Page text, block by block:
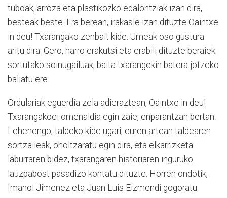
tuboak, arroza eta plastikozko edalontziak izan dira,
besteak beste. Era berean, irakasle izan dituzte Oaintxe
in deu! Txarangako zenbait kide. Umeak oso gustura
aritu dira. Gero, harro erakutsi eta erabili dituzte beraiek
sortutako soinugailuak, baita txarangekin batera jotzeko
baliatu ere.
Ordulariak eguerdia zela adieraztean, Oaintxe in deu!
Txarangakoei omenaldia egin zaie, enparantzan bertan.
Lehenengo, taldeko kide ugari, euren artean taldearen
sortzaileak, oholtzaratu egin dira, eta elkarrizketa
laburraren bidez, txarangaren historiaren inguruko
lauzpabost pasadizo kontatu dituzte. Horren ondotik,
Imanol Jimenez eta Juan Luis Eizmendi gogoratu